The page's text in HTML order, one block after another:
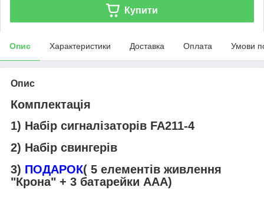
Купити
Опис Характеристики Доставка Оплата Умови
Опис
Комплектація
1) Набір сигналізаторів FA211-4
2) Набір свингерів
3) ПОДАРОК( 5 елементів живлення
"Крона" + 3 батарейки AAA)